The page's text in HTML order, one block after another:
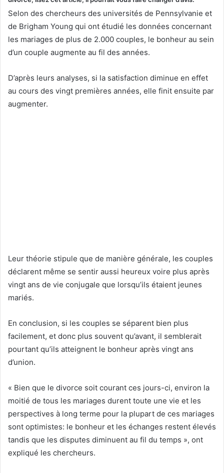
Selon des chercheurs des universités de Pennsylvanie et
de Brigham Young qui ont étudié les données concernant
les mariages de plus de 2.000 couples, le bonheur au sein
d’un couple augmente au fil des années.
D’après leurs analyses, si la satisfaction diminue en effet
au cours des vingt premières années, elle finit ensuite par
augmenter.
Leur théorie stipule que de manière générale, les couples
déclarent même se sentir aussi heureux voire plus après
vingt ans de vie conjugale que lorsqu’ils étaient jeunes
mariés.
En conclusion, si les couples se séparent bien plus
facilement, et donc plus souvent qu’avant, il semblerait
pourtant qu’ils atteignent le bonheur après vingt ans
d’union.
« Bien que le divorce soit courant ces jours-ci, environ la
moitié de tous les mariages durent toute une vie et les
perspectives à long terme pour la plupart de ces mariages
sont optimistes: le bonheur et les échanges restent élevés
tandis que les disputes diminuent au fil du temps », ont
expliqué les chercheurs.